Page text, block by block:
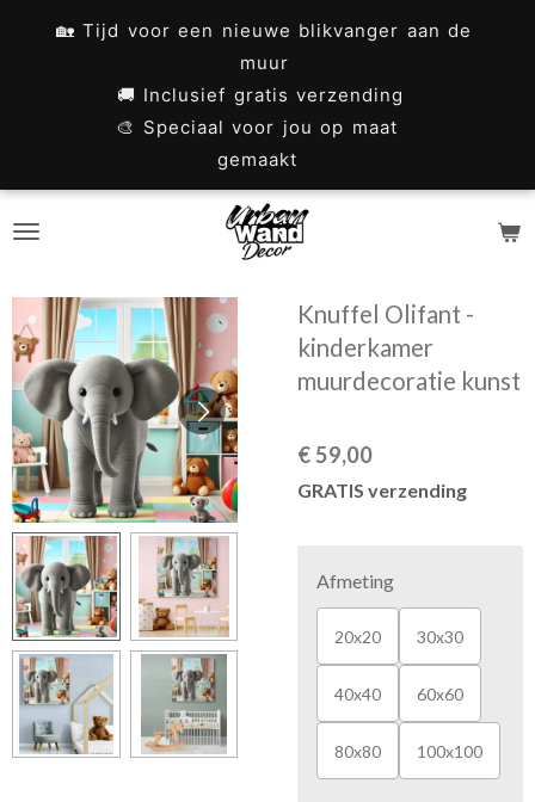
🏡 Tijd voor een nieuwe blikvanger aan de
muur
🚚 Inclusief gratis verzending
🎨 Speciaal voor jou op maat
gemaakt
Knuffel Olifant -
kinderkamer
muurdecoratie kunst
€ 59,00
GRATIS verzending
Afmeting
20x20 30x30
40x40 60x60
80x80 100x100